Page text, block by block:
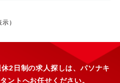
）
2日制の求人探しは、パソナキ
ントへお任せください。